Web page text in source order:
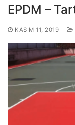
EPDM –
KASIM 11, 2019